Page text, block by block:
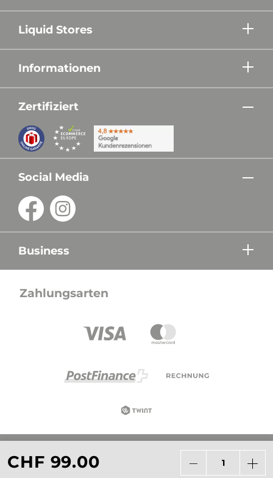
CHF 99.00
Liquid Stores
Informationen
Zertifiziert
Social Media
Business
Zahlungsarten
Alle Preise in CHF inkl. Mehrwertsteuer zzgl.
Versandkosten wenn nicht anders beschrieben.